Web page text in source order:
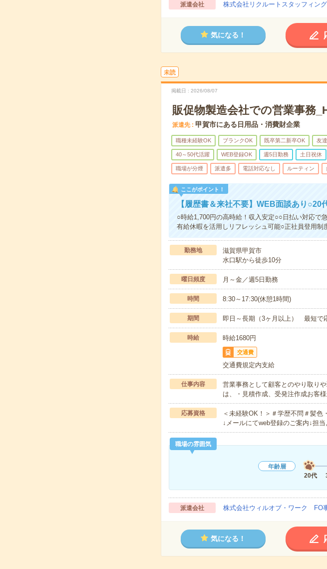
派遣会社 株式会社リクルートスタッフィング
気になる！
未読
掲載日 2026/08/07
販促物製造会社での営業事務
派遣先 甲賀市にある日用品・消費財企業
職種未経験OK ブランクOK 既卒第二新卒OK 友
40～50代活躍 WEB登録OK 週5日勤務 土日祝休
職場が分煙 派遣多 電話対応なし ルーティン
ここがポイント！
【履歴書＆来社不要】WEB面談あり○20
○時給1,700円の高時給！収入安定○○日払い対応で
有給休暇を活用しリフレッシュ可能○正社員登用制
勤務地
滋賀県甲賀市
水口駅から徒歩10分
曜日頻度 月～金／週5日勤務
時間 8:30～17:30(休憩1時間)
期間 即日～長期（3ヶ月以上） 最短で
時給 時給1680円
交通費
交通費規定内支給
仕事内容
営業事務として顧客とのやり取り
は、・見積作成、受発注作成お客
応募資格
＜未経験OK！＞＃学歴不問＃髪
↓メールにてweb登録のご案内↓担
職場の雰囲気
年齢層
20代
派遣会社 株式会社ウィルオブ・ワーク FO
気になる！